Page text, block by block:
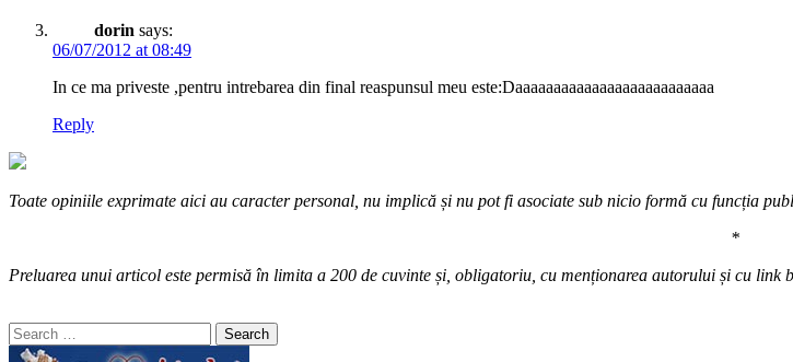
dorin says:
06/07/2012 at 08:49
In ce ma priveste ,pentru intrebarea din final reaspunsul meu este:Daaaaaaaaaaaaaaaaaaaaaaaaaa
Reply
Toate opiniile exprimate aici au caracter personal, nu implică și nu pot fi asociate sub nicio formă cu funcția
*
Preluarea unui articol este permisă în limita a 200 de cuvinte și, obligatoriu, cu menționarea autorului și cu link
Search
for: